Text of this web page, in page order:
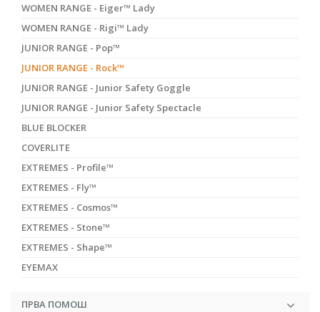
WOMEN RANGE - Eiger™ Lady
WOMEN RANGE - Rigi™ Lady
JUNIOR RANGE - Pop™
JUNIOR RANGE - Rock™
JUNIOR RANGE - Junior Safety Goggle
JUNIOR RANGE - Junior Safety Spectacle
BLUE BLOCKER
COVERLITE
EXTREMES - Profile™
EXTREMES - Fly™
EXTREMES - Cosmos™
EXTREMES - Stone™
EXTREMES - Shape™
EYEMAX
ПРВА ПОМОШ